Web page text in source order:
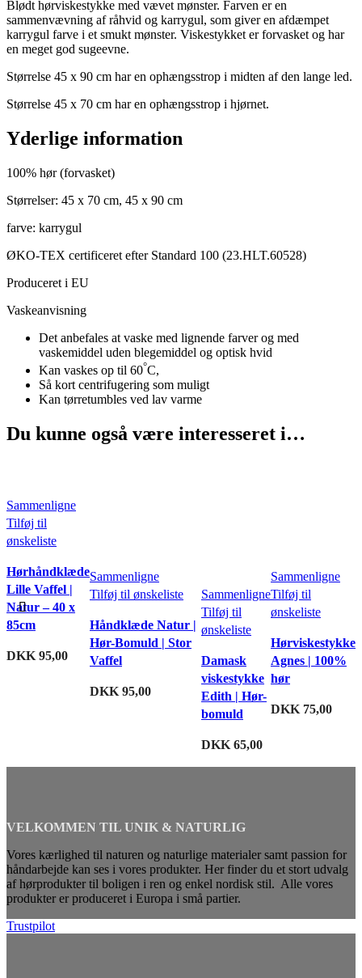
Blødt hørviskestykke med vævet mønster. Farven er en
sammenvævning af råhvid og karrygul, som giver en afdæmpet
karrygul farve i et smukt mønster. Viskestykket er forvasket og har
en meget god sugeevne.
Størrelse 45 x 90 cm har en ophængsstrop i midten af den lange led.
Størrelse 45 x 70 cm har en ophængsstrop i hjørnet.
Yderlige information
100% hør (forvasket)
Størrelser: 45 x 70 cm, 45 x 90 cm
farve: karrygul
ØKO-TEX certificeret efter Standard 100 (23.HLT.60528)
Produceret i EU
Vaskeanvisning
Det anbefales at vaske med lignende farver og med
vaskemiddel uden blegemiddel og optisk hvid
Kan vaskes op til 60°C,
Så kort centrifugering som muligt
Kan tørretumbles ved lav varme
Du kunne også være interesseret i…
Sammenligne
Tilføj til
ønskeliste
Hørhåndklæde
Lille Vaffel |
Natur – 40 x
85cm
DKK 95,00
Sammenligne
Tilføj til ønskeliste
Håndklæde Natur |
Hør-Bomuld | Stor
Vaffel
DKK 95,00
Sammenligne
Tilføj til
ønskeliste
Damask
viskestykke
Edith | Hør-
bomuld
DKK 65,00
Sammenligne
Tilføj til
ønskeliste
Hørviskestykke
Agnes | 100%
hør
DKK 75,00
VELKOMMEN TIL UNIK & NATURLIG
Vores kærlighed til naturen og naturlige materialer samt passion for
håndarbejde kan ses i vores produkter. Her finder du et stort udvalg
af hørprodukter til boligen i ren og enkel nordisk stil. Alle vores
produkter er produceret i Europa i små partier.
Trustpilot